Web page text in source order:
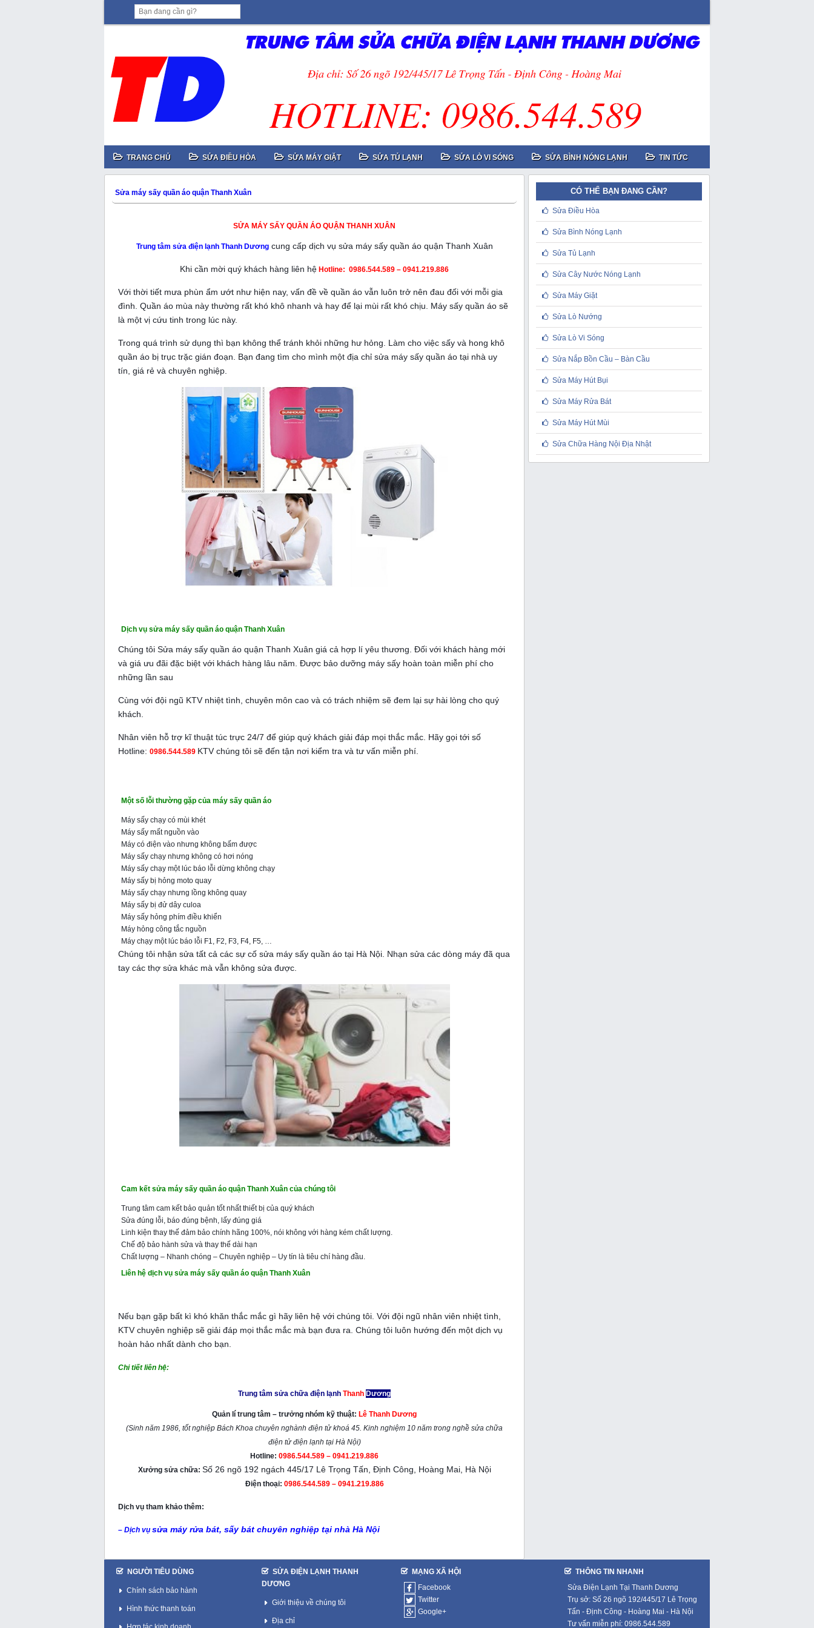
TRANG CHỦ SỬA ĐIỀU HÒA SỬA MÁY GIẶT SỬA TỦ LẠNH SỬA LÒ VI SÓNG SỬA BÌNH NÓNG LẠNH TIN TỨC
Sửa máy sấy quần áo quận Thanh Xuân
SỬA MÁY SẤY QUẦN ÁO QUẬN THANH XUÂN
Trung tâm sửa điện lạnh Thanh Dươngcung cấp dịch vụ sửa máy sấy quần áo quận Thanh Xuân
Khi cần mời quý khách hàng liên hệ Hotline: 0986.544.589 – 0941.219.886
Với thời tiết mưa phùn ẩm ướt như hiện nay, vấn đề về quần áo vẫn luôn trở nên đau đối với mỗi gia
đình. Quần áo mùa này thường rất khó khô nhanh và hay để lại mùi rất khó chịu. Máy sấy quần áo sẽ
là một vị cứu tinh trong lúc này.
Trong quá trình sử dụng thì bạn không thể tránh khỏi những hư hỏng. Làm cho việc sấy và hong khô
quần áo bị trục trặc gián đoạn. Bạn đang tìm cho mình một địa chỉ sửa máy sấy quần áo tại nhà uy
tín , giá rẻ và chuyên nghiệp.
Dịch vụ sửa máy sấy quần áo quận Thanh Xuân
Chúng tôi Sửa máy sấy quần áo quận Thanh Xuân giá cả hợp lí yêu thương. Đối với khách hàng mới
và giá ưu đãi đặc biệt với khách hàng lâu năm. Được bảo dưỡng máy sấy hoàn toàn miễn phí cho
những lần sau
Cùng với đội ngũ KTV nhiệt tình, chuyên môn cao và có trách nhiệm sẽ đem lại sự hài lòng cho quý
khách.
Nhân viên hỗ trợ kĩ thuật túc trực 24/7 để giúp quý khách giải đáp mọi thắc mắc. Hãy gọi tới số
Hotline: 0986.544.589 KTV chúng tôi sẽ đến tận nơi kiểm tra và tư vấn miễn phí.
Một số lỗi thường gặp của máy sấy quần áo
Máy sấy chạy có mùi khét
Máy sấy mất nguồn vào
Máy có điện vào nhưng không bấm được
Máy sấy chạy nhưng không có hơi nóng
Máy sấy chạy một lúc báo lỗi dừng không chạy
Máy sấy bị hỏng moto quay
Máy sấy chạy nhưng lồng không quay
Máy sấy bị đử dây culoa
Máy sấy hỏng phím điều khiển
Máy hỏng công tắc nguồn
Máy chạy một lúc báo lỗi F1, F2, F3, F4, F5, …
Chúng tôi nhận sửa tất cả các sự cố sửa máy sấy quần áo tại Hà Nội. Nhạn sửa các dòng máy đã qua
tay các thợ sửa khác mà vẫn không sửa được.
Cam kết sửa máy sấy quần áo quận Thanh Xuân của chúng tôi
Trung tâm cam kết bảo quản tốt nhất thiết bị của quý khách
Sửa đúng lỗi, báo đúng bệnh, lấy đúng giá
Linh kiện thay thế đảm bảo chính hãng 100%, nói không với hàng kém chất lượng.
Chế độ bảo hành sửa và thay thế dài hạn
Chất lượng – Nhanh chóng – Chuyên nghiệp – Uy tín là tiêu chí hàng đầu.
Liên hệ dịch vụ sửa máy sấy quần áo quận Thanh Xuân
Nếu bạn gặp bất kì khó khăn thắc mắc gì hãy liên hệ với chúng tôi. Với đội ngũ nhân viên nhiệt tình,
KTV chuyên nghiệp sẽ giải đáp mọi thắc mắc mà bạn đưa ra. Chúng tôi luôn hướng đến một dịch vụ
hoàn hảo nhất dành cho bạn.
Chi tiết liên hệ:
Trung tâm sửa chữa điện lạnh Thanh Dương
Quản lí trung tâm – trưởng nhóm kỹ thuật: Lê Thanh Dương
(Sinh năm 1986, tốt nghiệp Bách Khoa chuyên nghành điện tử khoá 45. Kinh nghiệm 10 năm trong nghề sửa chữa
điện tử điện lạnh tại Hà Nội)
Hotline: 0986.544.589 – 0941.219.886
Xưởng sửa chữa: Số 26 ngõ 192 ngách 445/17 Lê Trọng Tấn, Định Công, Hoàng Mai, Hà Nội
Điện thoại: 0986.544.589 – 0941.219.886
Dịch vụ tham khảo thêm:
– Dịch vụ sửa máy rửa bát, sấy bát chuyên nghiệp tại nhà Hà Nội
CÓ THỂ BẠN ĐANG CẦN?
Sửa Điều Hòa
Sửa Bình Nóng Lạnh
Sửa Tủ Lạnh
Sửa Cây Nước Nóng Lạnh
Sửa Máy Giặt
Sửa Lò Nướng
Sửa Lò Vi Sóng
Sửa Nắp Bồn Cầu – Bàn Cầu
Sửa Máy Hút Bụi
Sửa Máy Rửa Bát
Sửa Máy Hút Mùi
Sửa Chữa Hàng Nội Địa Nhật
NGƯỜI TIÊU DÙNG
Chính sách bảo hành
Hình thức thanh toán
SỬA ĐIỆN LẠNH THANH
DƯƠNG
Giới thiệu về chúng tôi
Địa chỉ
MẠNG XÃ HỘI
Facebook
Twitter
Google+
THÔNG TIN NHANH
Sửa Điện Lạnh Tại Thanh Dương
Trụ sở: Số 26 ngõ 192/445/17 Lê Trọng
Tấn - Định Công - Hoàng Mai - Hà Nội
Tư vấn miễn phí: 0986.544.589